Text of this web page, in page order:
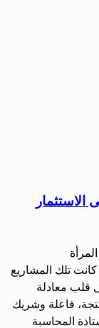
الاستثمار
كانت تلك المشاريع
قلب معادلة
فاعلة وشريك
المحاسبة